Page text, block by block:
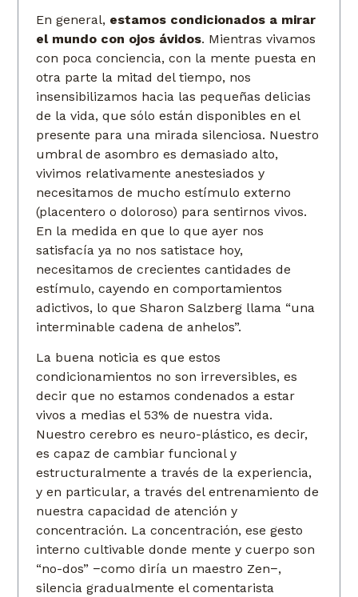
En general, estamos condicionados a mirar
el mundo con ojos ávidos. Mientras vivamos
con poca conciencia, con la mente puesta en
otra parte la mitad del tiempo, nos
insensibilizamos hacia las pequeñas delicias
de la vida, que sólo están disponibles en el
presente para una mirada silenciosa. Nuestro
umbral de asombro es demasiado alto,
vivimos relativamente anestesiados y
necesitamos de mucho estímulo externo
(placentero o doloroso) para sentirnos vivos.
En la medida en que lo que ayer nos
satisfacía ya no nos satistace hoy,
necesitamos de crecientes cantidades de
estímulo, cayendo en comportamientos
adictivos, lo que Sharon Salzberg llama “una
interminable cadena de anhelos”.
La buena noticia es que estos
condicionamientos no son irreversibles, es
decir que no estamos condenados a estar
vivos a medias el 53% de nuestra vida.
Nuestro cerebro es neuro-plástico, es decir,
es capaz de cambiar funcional y
estructuralmente a través de la experiencia,
y en particular, a través del entrenamiento de
nuestra capacidad de atención y
concentración. La concentración, ese gesto
interno cultivable donde mente y cuerpo son
“no-dos” −como diría un maestro Zen−,
silencia gradualmente el comentarista